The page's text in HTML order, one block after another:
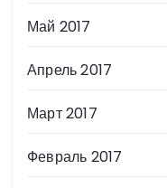
Май 2017
Апрель 2017
Март 2017
Февраль 2017